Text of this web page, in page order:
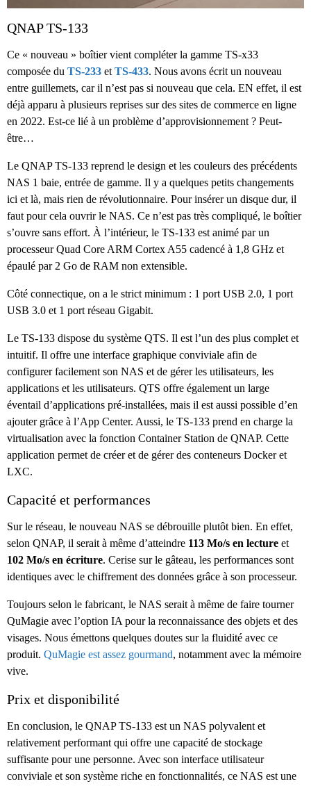
QNAP TS-133
Ce « nouveau » boîtier vient compléter la gamme TS-x33
composée du TS-233 et TS-433. Nous avons écrit un nouveau
entre guillemets, car il n’est pas si nouveau que cela. EN effet, il est
déjà apparu à plusieurs reprises sur des sites de commerce en ligne
en 2022. Est-ce lié à un problème d’approvisionnement ? Peut-
être…
Le QNAP TS-133 reprend le design et les couleurs des précédents
NAS 1 baie, entrée de gamme. Il y a quelques petits changements
ici et là, mais rien de révolutionnaire. Pour insérer un disque dur, il
faut pour cela ouvrir le NAS. Ce n’est pas très compliqué, le boîtier
s’ouvre sans effort. À l’intérieur, le TS-133 est animé par un
processeur Quad Core ARM Cortex A55 cadencé à 1,8 GHz et
épaulé par 2 Go de RAM non extensible.
Côté connectique, on a le strict minimum : 1 port USB 2.0, 1 port
USB 3.0 et 1 port réseau Gigabit.
Le TS-133 dispose du système QTS. Il est l’un des plus complet et
intuitif. Il offre une interface graphique conviviale afin de
configurer facilement son NAS et de gérer les utilisateurs, les
applications et les utilisateurs. QTS offre également un large
éventail d’applications pré-installées, mais il est aussi possible d’en
ajouter grâce à l’App Center. Aussi, le TS-133 prend en charge la
virtualisation avec la fonction Container Station de QNAP. Cette
application permet de créer et de gérer des conteneurs Docker et
LXC.
Capacité et performances
Sur le réseau, le nouveau NAS se débrouille plutôt bien. En effet,
selon QNAP, il serait à même d’atteindre 113 Mo/s en lecture et
102 Mo/s en écriture. Cerise sur le gâteau, les performances sont
identiques avec le chiffrement des données grâce à son processeur.
Toujours selon le fabricant, le NAS serait à même de faire tourner
QuMagie avec l’option IA pour la reconnaissance des objets et des
visages. Nous émettons quelques doutes sur la fluidité avec ce
produit. QuMagie est assez gourmand, notamment avec la mémoire
vive.
Prix et disponibilité
En conclusion, le QNAP TS-133 est un NAS polyvalent et
relativement performant qui offre une capacité de stockage
suffisante pour une personne. Avec son interface utilisateur
conviviale et son système riche en fonctionnalités, ce NAS est une